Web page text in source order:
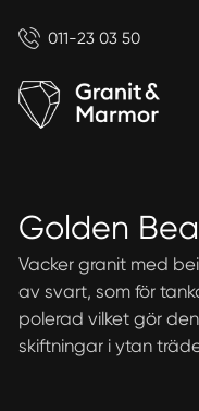
011-23 03 50
Golden
Vacker granit med
av svart, som för
polerad vilket gör
skiftningar i ytan